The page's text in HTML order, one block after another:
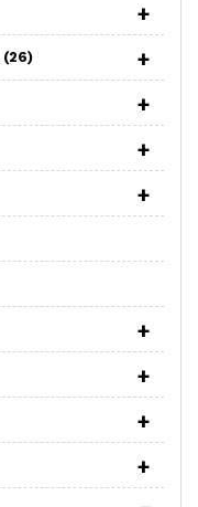
(26)